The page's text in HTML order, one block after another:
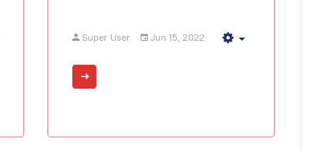
Super User Jun 15, 2022